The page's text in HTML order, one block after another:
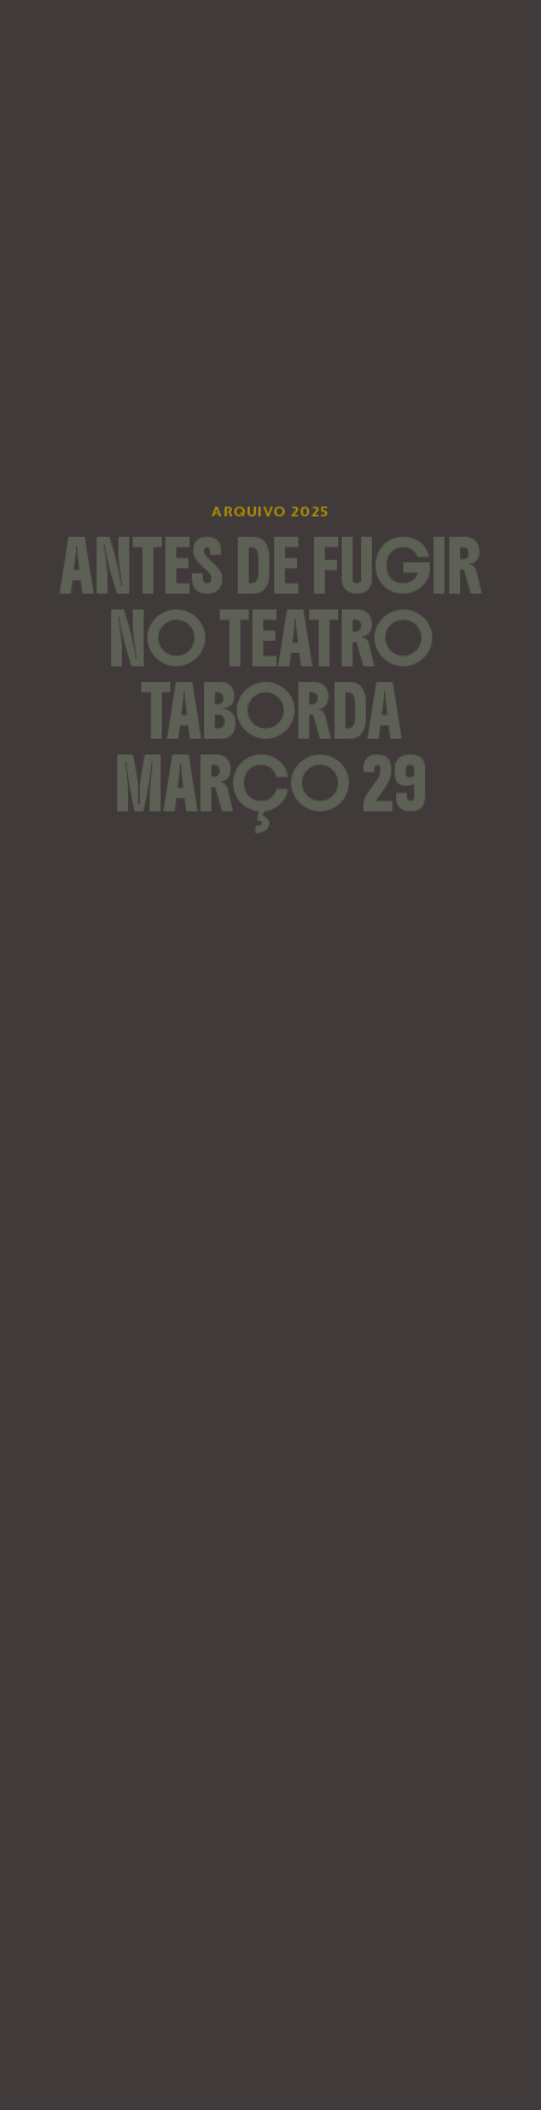
ARQUIVO 2025
ANTES DE FUGIR
NO TEATRO
TABORDA
MARÇO 29